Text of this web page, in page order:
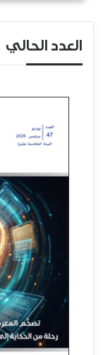
العدد الحالي